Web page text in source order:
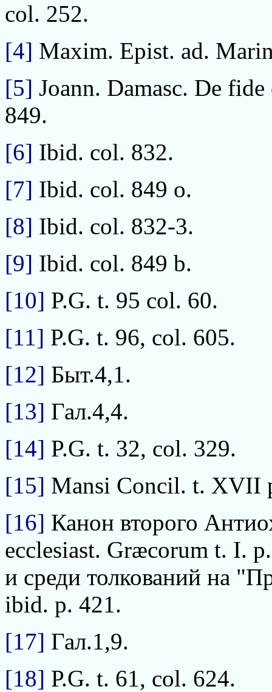
col. 252.
[4] Maxim. Epist. ad.
[5] Joann. Damasc. De
849.
[6] Ibid. col. 832.
[7] Ibid. col. 849 o.
[8] Ibid. col. 832-3.
[9] Ibid. col. 849 b.
[10] P.G. t. 95 col. 60.
[11] P.G. t. 96, col. 605.
[12] Быт.4,1.
[13] Гал.4,4.
[14] P.G. t. 32, col. 329.
[15] Mansi Concil. t. XVII
[16] Канон второго
ecclesiast. Græcorum t. I.
и среди толкований на
ibid. p. 421.
[17] Гал.1,9.
[18] Р.G. t. 61, col. 624.